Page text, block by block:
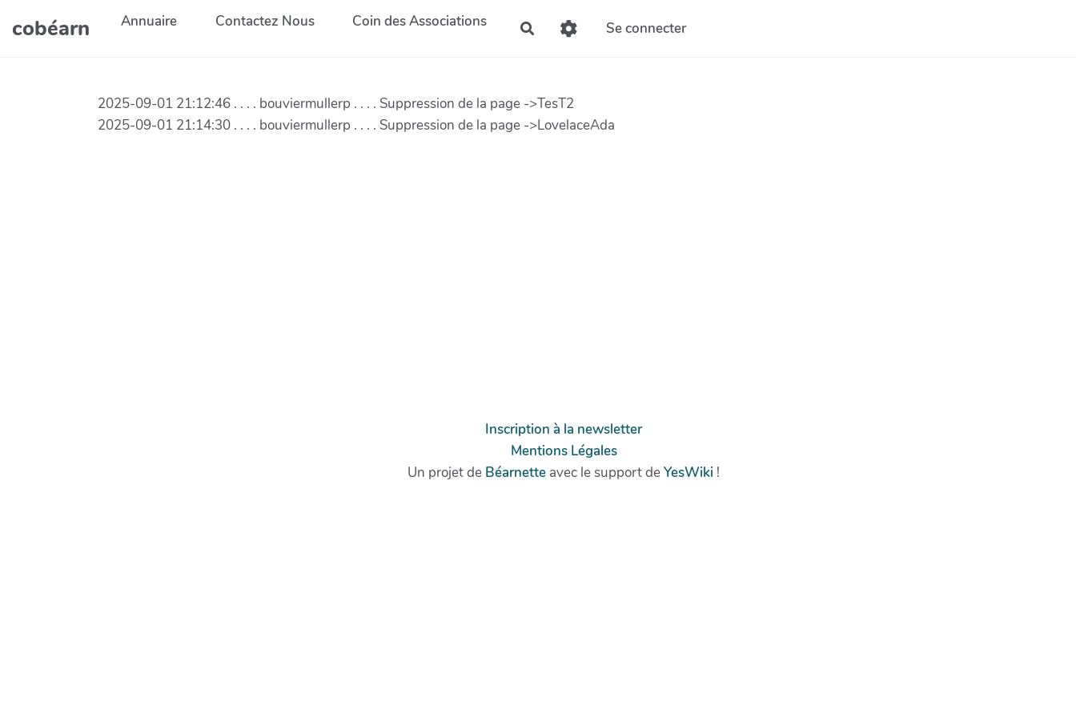
Aller au contenu principal
cobéarn Annuaire Contactez Nous Coin des Associations Rechercher Se connecter
2025-09-01 21:12:46 . . . . bouviermullerp . . . . Suppression de la page ->TesT2
2025-09-01 21:14:30 . . . . bouviermullerp . . . . Suppression de la page ->LovelaceAda
Inscription à la newsletter
Mentions Légales
Un projet de Béarnette avec le support deYesWiki !